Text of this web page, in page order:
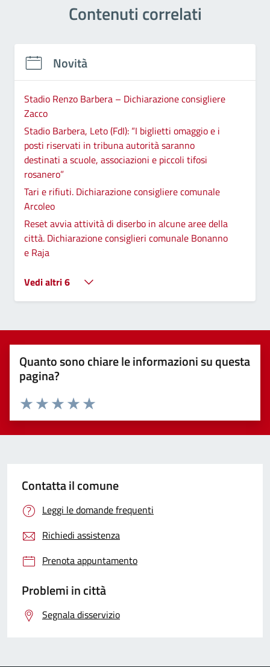
Contenuti correlati
Novità
Stadio Renzo Barbera – Dichiarazione consigliere
Zacco
Stadio Barbera, Leto (FdI): “I biglietti omaggio e i
posti riservati in tribuna autorità saranno
destinati a scuole, associazioni e piccoli tifosi
rosanero”
Tari e rifiuti. Dichiarazione consigliere comunale
Arcoleo
Reset avvia attività di diserbo in alcune aree della
città. Dichiarazione consiglieri comunale Bonanno
e Raja
Vedi altri 6
Quanto sono chiare le informazioni su questa
pagina?
Valuta 5 stelle su 5
Valuta 4 stelle su 5
Valuta 3 stelle su 5
Valuta 2 stelle su 5
Valuta 1 stelle su 5
Contatta il comune
Leggi le domande frequenti
Richiedi assistenza
Prenota appuntamento
Problemi in città
Segnala disservizio